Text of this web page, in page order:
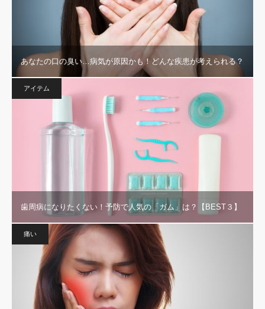
あなたの口の臭い…病気が原因かも！どんな疾患が考えられる？
アイテム
歯周病になりたくない！予防で人気の「ガム」は？【BEST３】
痛い